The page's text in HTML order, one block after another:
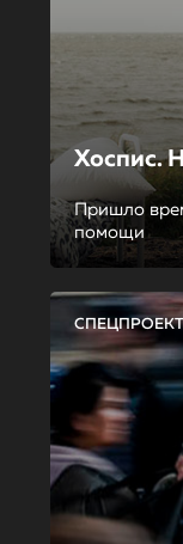
Хоспис.
Пришло
помощи
СПЕЦПРОЕКТ